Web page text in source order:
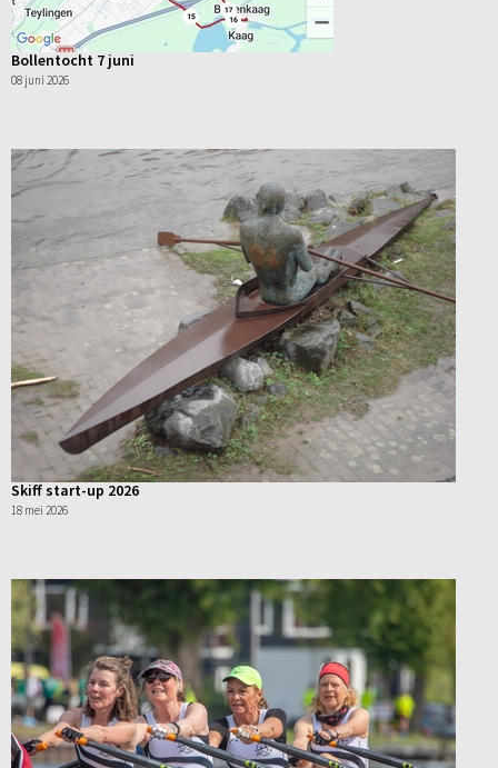
Bollentocht 7 juni
08 juni 2026
Skiff start-up 2026
18 mei 2026